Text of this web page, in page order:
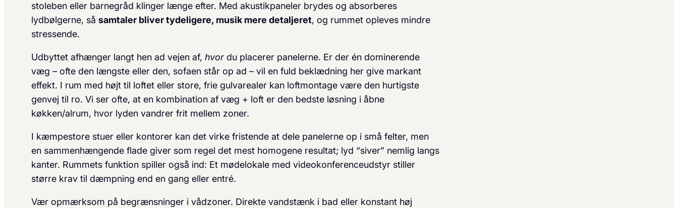
stoleben eller barnegråd klinger længe efter. Med akustikpaneler brydes og absorberes
lydbølgerne, så samtaler bliver tydeligere, musik mere detaljeret, og rummet opleves mindre
stressende.
Udbyttet afhænger langt hen ad vejen af, hvordu placerer panelerne. Er der én dominerende
væg – ofte den længste eller den, sofaen står op ad – vil en fuld beklædning her give markant
effekt. I rum med højt til loftet eller store, frie gulvarealer kan loftmontage være den hurtigste
genvej til ro. Vi ser ofte, at en kombination af væg + loft er den bedste løsning i åbne
køkken/alrum, hvor lyden vandrer frit mellem zoner.
I kæmpestore stuer eller kontorer kan det virke fristende at dele panelerne op i små felter, men
en sammenhængende flade giver som regel det mest homogene resultat; lyd “siv­er” nemlig langs
kanter. Rummets funktion spiller også ind: Et mødelokale med videokonferenceudstyr stiller
større krav til dæmpning end en gang eller entré.
Vær opmærksom på begrænsninger i vådzoner. Direkte vandstænk i bad eller konstant høj